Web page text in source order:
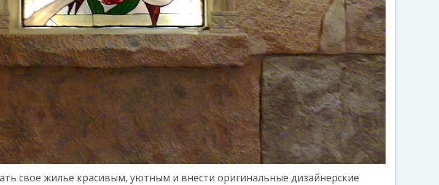
свое жилье красивым, уютным и внести оригинальные дизайнерские